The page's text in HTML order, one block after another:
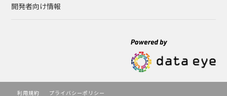
開発者向け情報
利用規約 プライバシーポリシー